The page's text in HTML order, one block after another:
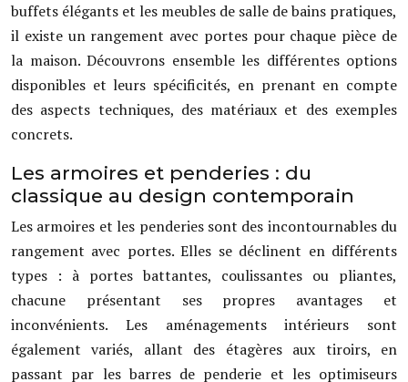
buffets élégants et les meubles de salle de bains pratiques,
il existe un rangement avec portes pour chaque pièce de
la maison. Découvrons ensemble les différentes options
disponibles et leurs spécificités, en prenant en compte
des aspects techniques, des matériaux et des exemples
concrets.
Les armoires et penderies : du
classique au design contemporain
Les armoires et les penderies sont des incontournables du
rangement avec portes. Elles se déclinent en différents
types : à portes battantes, coulissantes ou pliantes,
chacune présentant ses propres avantages et
inconvénients. Les aménagements intérieurs sont
également variés, allant des étagères aux tiroirs, en
passant par les barres de penderie et les optimiseurs